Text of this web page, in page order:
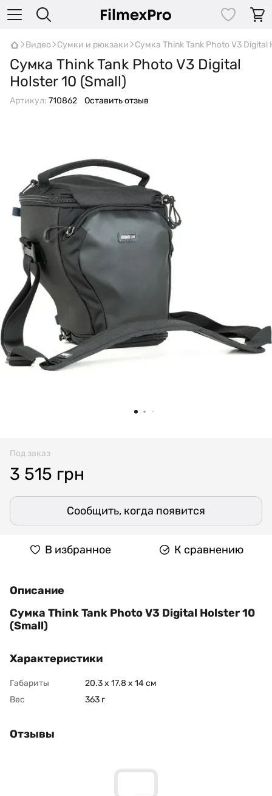
Видео Сумки и рюкзаки Сумка Think Tank Photo V3 Digital
Сумка Think Tank Photo V3 Digital
Holster 10 (Small)
Артикул: 710862 Оставить отзыв
Под заказ
3 515 грн
Сообщить, когда появится
В избранное К сравнению
Описание
Сумка Think Tank Photo V3 Digital Holster 10
(Small)
Характеристики
Габариты
20.3 x 17.8 x 14 cм
Вес
363 г
Отзывы